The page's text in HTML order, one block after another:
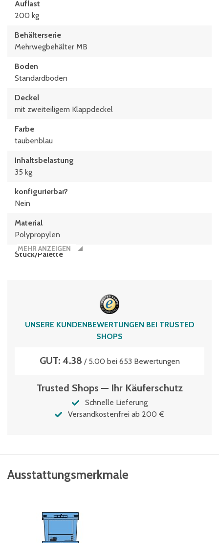
Auflast
200 kg
Behälterserie
Mehrwegbehälter MB
Boden
Standardboden
Deckel
mit zweiteiligem Klappdeckel
Farbe
taubenblau
Inhaltsbelastung
35 kg
konfigurierbar?
Nein
Material
Polypropylen
Stück/Palette
76 Liter
MEHR ANZEIGEN
UNSERE KUNDENBEWERTUNGEN BEI TRUSTED
SHOPS
GUT: 4.38 / 5.00 bei 653 Bewertungen
Trusted Shops — Ihr Käuferschutz
Schnelle Lieferung
Versandkostenfrei ab 200 €
Ausstattungsmerkmale